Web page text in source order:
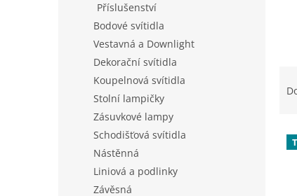
Příslušenství
Bodové svítidla
Vestavná a Downlight
Dekorační svítidla
Koupelnová svítidla
Stolní lampičky
Zásuvkové lampy
Schodišťová svítidla
Nástěnná
Liniová a podlinky
Závěsná
a
nV